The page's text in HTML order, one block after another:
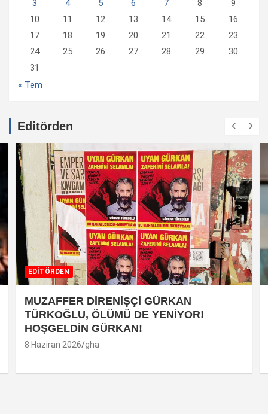
3
4 5 6 7 8
9
10
11 12 13 14 15
16
17
18 19 20 21 22
23
24
25 26 27 28 29
30
31
« Tem
Editörden
EDİTÖRDEN
MUZAFFER DİRENİŞÇİ GÜRKAN
TÜRKOĞLU, ÖLÜMÜ DE YENİYOR!
HOŞGELDİN GÜRKAN!
8 Haziran 2026 gha